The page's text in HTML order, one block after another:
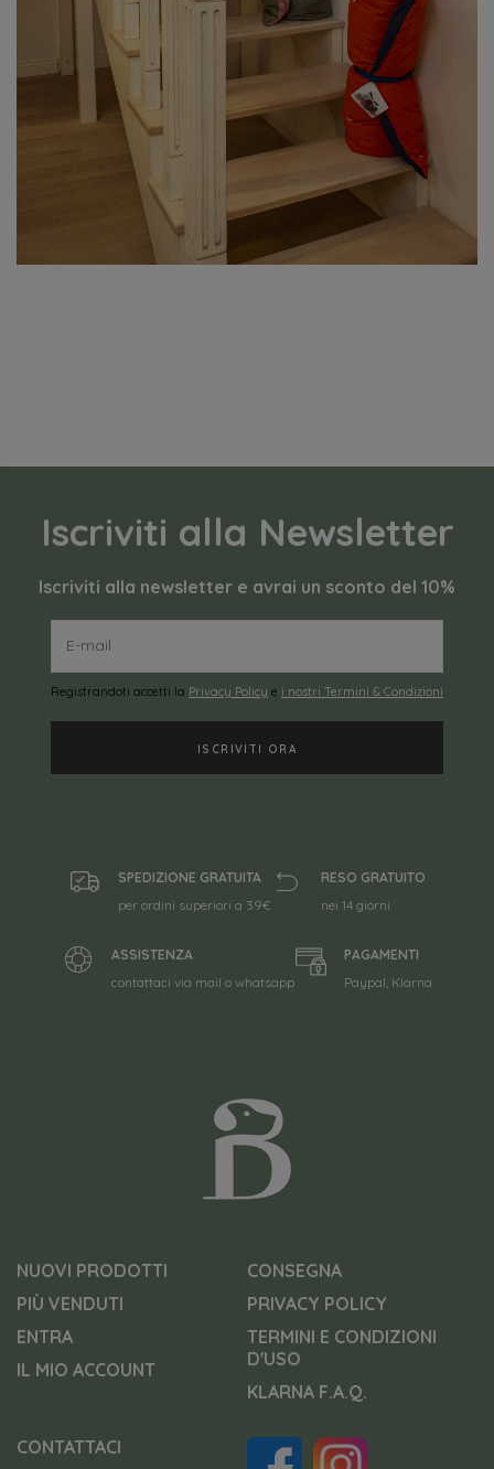
Iscriviti alla Newsletter
Iscriviti alla newsletter e avrai un sconto del 10%
Registrandoti accetti la Privacy Policy e i nostri Termini & Condizioni
SPEDIZIONE GRATUITA
per ordini superiori a 39€
RESO GRATUITO
nei 14 giorni
ASSISTENZA
contattaci via mail o whatsapp
PAGAMENTI
Paypal, Klarna
NUOVI PRODOTTI
PIÙ VENDUTI
ENTRA
IL MIO ACCOUNT
CONSEGNA
PRIVACY POLICY
TERMINI E CONDIZIONI
D'USO
KLARNA F.A.Q.
CONTATTACI